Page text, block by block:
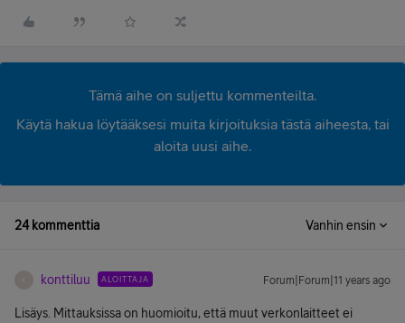
Tämä aihe on suljettu kommenteilta.
Käytä hakua löytääksesi muita kirjoituksia tästä aiheesta, tai
aloita uusi aihe.
24 kommenttia Vanhin ensin
konttiluu ALOITTAJA Forum|Forum|11 years ago
Lisäys. Mittauksissa on huomioitu, että muut verkonlaitteet ei